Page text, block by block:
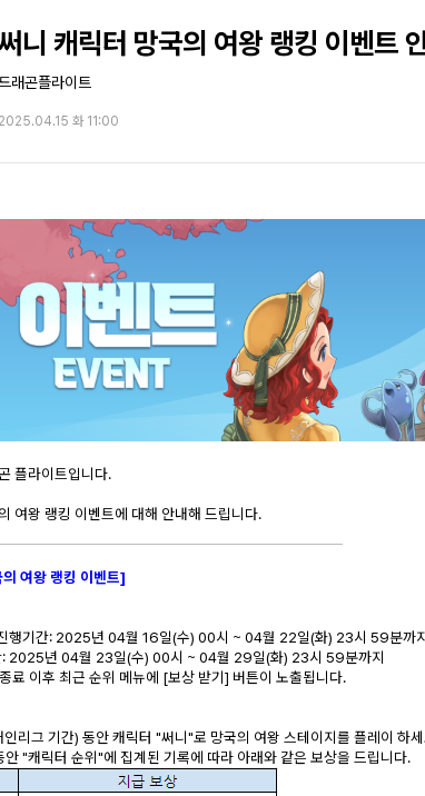
니 캐릭터 망국의 여왕 랭킹 이벤트
래곤플라이트
2025.04.15 화 11:00
플라이트입니다.
여왕 랭킹 이벤트에 대해 안내해 드립니다.
여왕 랭킹 이벤트]
행기간: 2025년 04월 16일(수) 00시 ~ 04월 22일(화) 23시 59분까
: 2025년 04월 23일(수) 00시 ~ 04월 29일(화) 23시 59분까지
이후 최근 순위 메뉴에 [보상 받기] 버튼이 노출됩니다.
인리그 기간) 동안 캐릭터 "써니"로 망국의 여왕 스테이지를 플레이 하
"캐릭터 순위"에 집계된 기록에 따라 아래와 같은 보상을 드립니다.